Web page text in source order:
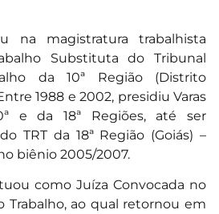
na magistratura trabalhista
Substituta do Tribunal
da 10ª Região (Distrito
1988 e 2002, presidiu Varas
e da 18ª Regiões, até ser
TRT da 18ª Região (Goiás) –
biênio 2005/2007.
como Juíza Convocada no
Trabalho, ao qual retornou em